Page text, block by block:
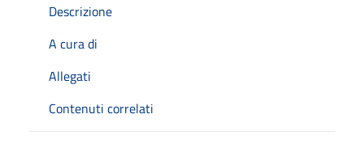
Descrizione
A cura di
Allegati
Contenuti correlati